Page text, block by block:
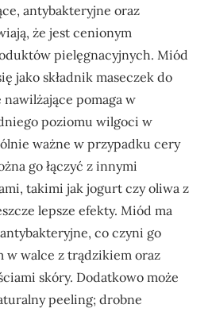
antybakteryjne oraz
że jest cenionym
pielęgnacyjnych. Miód
jako składnik maseczek do
nawilżające pomaga w
poziomu wilgoci w
ważne w przypadku cery
go łączyć z innymi
takimi jak jogurt czy oliwa z
lepsze efekty. Miód ma
co czyni go
w walce z trądzikiem oraz
skóry. Dodatkowo może
peeling; drobne